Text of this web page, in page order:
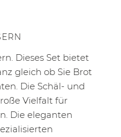
Dieses Set bietet
gleich ob Sie Brot
Die Schäl- und
Vielfalt für
Die eleganten